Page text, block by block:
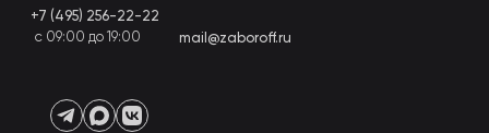
+7 (495) 256-22-22
с 09:00 до 19:00
mail@zaboroff.ru